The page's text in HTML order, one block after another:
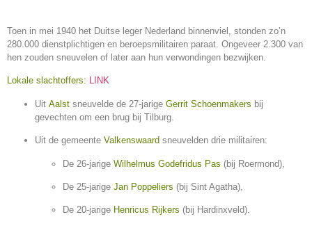
Toen in mei 1940 het Duitse leger Nederland binnenviel, stonden zo’n
280.000 dienstplichtigen en beroepsmilitairen paraat. Ongeveer 2.300 van
hen zouden sneuvelen of later aan hun verwondingen bezwijken.
Lokale slachtoffers: LINK
Uit Aalst sneuvelde de 27-jarige Gerrit Schoenmakers bij
gevechten om een brug bij Tilburg.
Uit de gemeente Valkenswaard sneuvelden drie militairen:
De 26-jarige Wilhelmus Godefridus Pas (bij Roermond),
De 25-jarige Jan Poppeliers (bij Sint Agatha),
De 20-jarige Henricus Rijkers (bij Hardinxveld).